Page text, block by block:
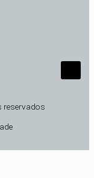
reservados